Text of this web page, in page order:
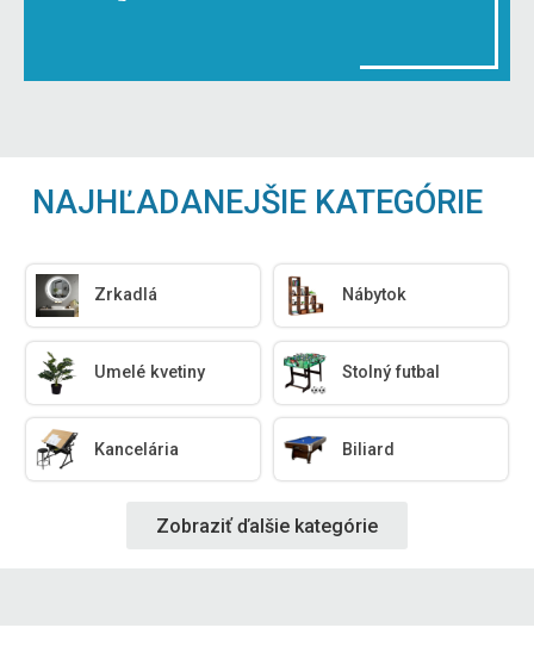
NAJHĽADANEJŠIE KATEGÓRIE
Zrkadlá Nábytok
Umelé kvetiny Stolný futbal
Kancelária Biliard
Zobraziť ďalšie kategórie